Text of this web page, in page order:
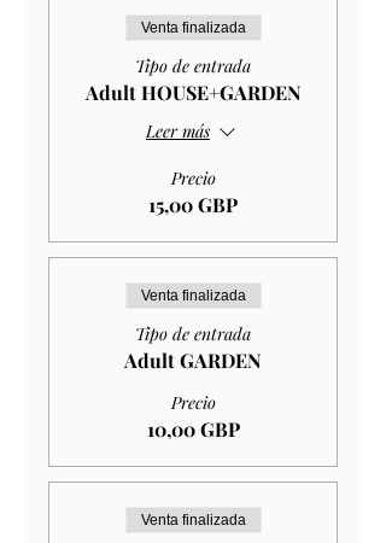
Venta finalizada
Tipo de entrada
Adult HOUSE+GARDEN
Leer más
Precio
15,00 GBP
Venta finalizada
Tipo de entrada
Adult GARDEN
Precio
10,00 GBP
Venta finalizada